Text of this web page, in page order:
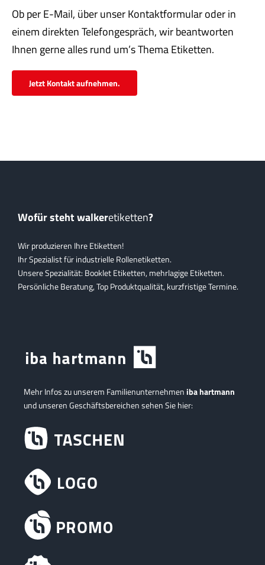
Ob per E-Mail, über unser Kontaktformular oder in
einem direkten Telefongespräch, wir beantworten
Ihnen gerne alles rund um’s Thema Etiketten.
Jetzt Kontakt aufnehmen.
Wofür steht walkeretiketten?
Wir produzieren Ihre Etiketten!
Ihr Spezialist für industrielle Rollenetiketten.
Unsere Spezialität: Booklet Etiketten, mehrlagige Etiketten.
Persönliche Beratung, Top Produktqualität, kurzfristige Termine.
Mehr Infos zu unserem Familienunternehmeniba hartmann
und unseren Geschäftsbereichen sehen Sie hier: